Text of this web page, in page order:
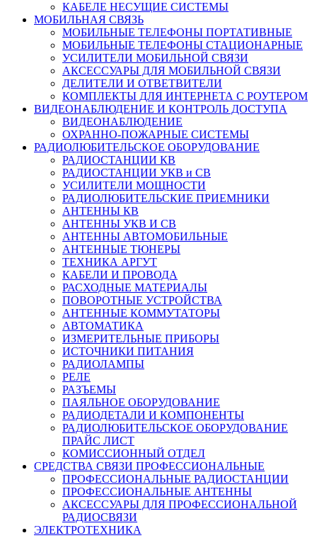
КАБЕЛЕ НЕСУЩИЕ СИСТЕМЫ
МОБИЛЬНАЯ СВЯЗЬ
МОБИЛЬНЫЕ ТЕЛЕФОНЫ ПОРТАТИВНЫЕ
МОБИЛЬНЫЕ ТЕЛЕФОНЫ СТАЦИОНАРНЫЕ
УСИЛИТЕЛИ МОБИЛЬНОЙ СВЯЗИ
АКСЕССУАРЫ ДЛЯ МОБИЛЬНОЙ СВЯЗИ
ДЕЛИТЕЛИ И ОТВЕТВИТЕЛИ
КОМПЛЕКТЫ ДЛЯ ИНТЕРНЕТА С РОУТЕРОМ
ВИДЕОНАБЛЮДЕНИЕ И КОНТРОЛЬ ДОСТУПА
ВИДЕОНАБЛЮДЕНИЕ
ОХРАННО-ПОЖАРНЫЕ СИСТЕМЫ
РАДИОЛЮБИТЕЛЬСКОЕ ОБОРУДОВАНИЕ
РАДИОСТАНЦИИ КВ
РАДИОСТАНЦИИ УКВ и СВ
УСИЛИТЕЛИ МОЩНОСТИ
РАДИОЛЮБИТЕЛЬСКИЕ ПРИЕМНИКИ
АНТЕННЫ КВ
АНТЕННЫ УКВ И СВ
АНТЕННЫ АВТОМОБИЛЬНЫЕ
АНТЕННЫЕ ТЮНЕРЫ
ТЕХНИКА АРГУТ
КАБЕЛИ И ПРОВОДА
РАСХОДНЫЕ МАТЕРИАЛЫ
ПОВОРОТНЫЕ УСТРОЙСТВА
АНТЕННЫЕ КОММУТАТОРЫ
АВТОМАТИКА
ИЗМЕРИТЕЛЬНЫЕ ПРИБОРЫ
ИСТОЧНИКИ ПИТАНИЯ
РАДИОЛАМПЫ
РЕЛЕ
РАЗЪЕМЫ
ПАЯЛЬНОЕ ОБОРУДОВАНИЕ
РАДИОДЕТАЛИ И КОМПОНЕНТЫ
РАДИОЛЮБИТЕЛЬСКОЕ ОБОРУДОВАНИЕ
ПРАЙС ЛИСТ
КОМИССИОННЫЙ ОТДЕЛ
СРЕДСТВА СВЯЗИ ПРОФЕССИОНАЛЬНЫЕ
ПРОФЕССИОНАЛЬНЫЕ РАДИОСТАНЦИИ
ПРОФЕССИОНАЛЬНЫЕ АНТЕННЫ
АКСЕССУАРЫ ДЛЯ ПРОФЕССИОНАЛЬНОЙ
РАДИОСВЯЗИ
ЭЛЕКТРОТЕХНИКА